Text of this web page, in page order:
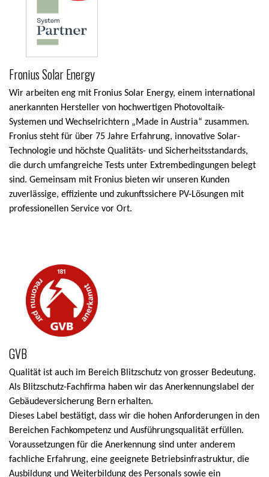
Fronius Solar Energy
Wir arbeiten eng mit Fronius Solar Energy, einem international
anerkannten Hersteller von hochwertigen Photovoltaik-
Systemen und Wechselrichtern „Made in Austria“ zusammen.
Fronius steht für über 75 Jahre Erfahrung, innovative Solar-
Technologie und höchste Qualitäts- und Sicherheitsstandards,
die durch umfangreiche Tests unter Extrembedingungen belegt
sind. Gemeinsam mit Fronius bieten wir unseren Kunden
zuverlässige, effiziente und zukunftssichere PV-Lösungen mit
professionellen Service vor Ort.
GVB
Qualität ist auch im Bereich Blitzschutz von grosser Bedeutung.
Als Blitzschutz-Fachfirma haben wir das Anerkennungslabel der
Gebäudeversicherung Bern erhalten.
Dieses Label bestätigt, dass wir die hohen Anforderungen in den
Bereichen Fachkompetenz und Ausführungsqualität erfüllen.
Voraussetzungen für die Anerkennung sind unter anderem
fachliche Erfahrung, eine geeignete Betriebsinfrastruktur, die
Ausbildung und Weiterbildung des Personals sowie ein